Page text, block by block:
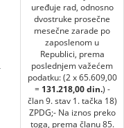
uređuje rad, odnosno
dvostruke prosečne
mesečne zarade po
zaposlenom u
Republici, prema
poslednjem važećem
podatku: (2 x 65.609,00
= 131.218,00 din.) -
član 9. stav 1. tačka 18)
ZPDG;- Na iznos preko
toga, prema članu 85.